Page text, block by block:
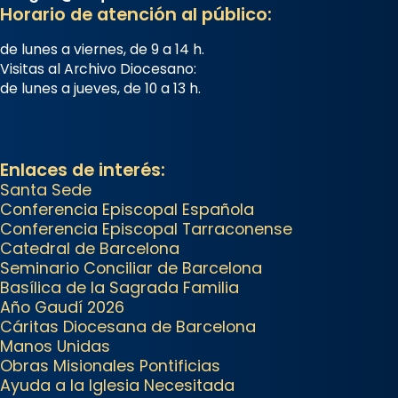
concelebrat el bisbe auxiliar de
Barcelona, Mons. David Abadías.
📸 Dr. G. Simón
2 weeks ago
Memòria de les santes Juliana i
Semproniana, verges i màrtirs.
Acompanyant la història de sant
Cugat, a partir de l’Edat Mitjana
sorgeix la tradició que les santes
Juliana (“relatiu a Júlia”) i
Semproniana (“relatiu a
Horario de atención al público:
de lunes a viernes, de 9 a 14 h.
Visitas al Archivo Diocesano:
de lunes a jueves, de 10 a 13 h.
Enlaces de interés:
Santa Sede
Conferencia Episcopal Española
Conferencia Episcopal Tarraconense
Catedral de Barcelona
Seminario Conciliar de Barcelona
Basílica de la Sagrada Familia
Año Gaudí 2026
Cáritas Diocesana de Barcelona
Manos Unidas
Obras Misionales Pontificias
Ayuda a la Iglesia Necesitada